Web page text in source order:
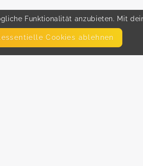
Funktionalität anzubieten. Mit
Cookies ablehnen